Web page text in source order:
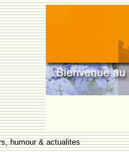
humour & actualites